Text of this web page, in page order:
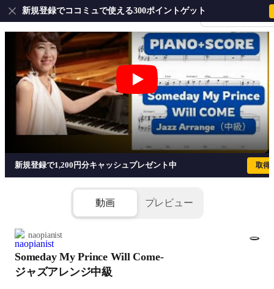
会員登録・ログイ
新規登録でココミュで使える300ポイントゲット
Someday My Prince Will Come-ジャ
新規登録で1,200円分キャッシュプレゼント中 取得
動画 プレビュー
naopianist
Someday My Prince Will Come-
ジャズアレンジ中級